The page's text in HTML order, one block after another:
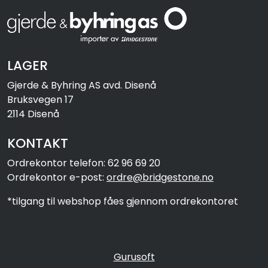
LAGER
Gjerde & Byhring AS avd. Disenå
Bruksvegen 17
2114 Disenå
KONTAKT
Ordrekontor telefon: 62 96 69 20
Ordrekontor e-post: ordre@bridgestone.no
*tilgang til webshop fåes gjennom ordrekontoret
Gurusoft